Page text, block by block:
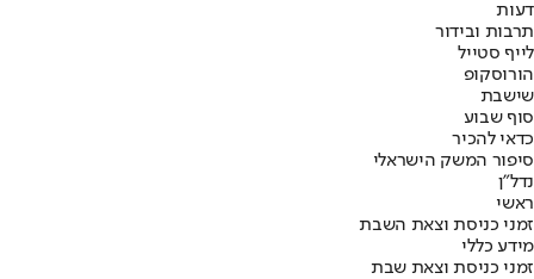
דעות
תרבות ובידור
לייף סטייל
הורוסקופ
שישבת
סוף שבוע
כדאי להכיר
סיפור המשק הישראלי
נדל"ן
ראשי
זמני כניסת וצאת השבת
מידע כללי
זמני כניסת וצאת שבת